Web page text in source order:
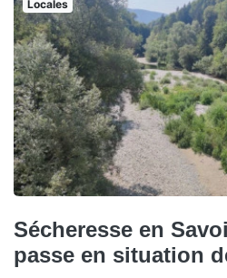
Locales
Sécheresse en
passe en situation